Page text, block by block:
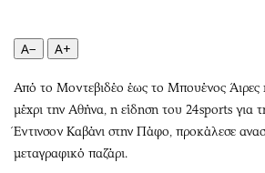
Κόσμος
Παράξενα
Πολιτισμός
Σινεμά
Θέατρο-Χορός
Media
Wine
A− A+
Από το Μοντεβιδέο έως το Μπουένος Άιρες
μέχρι την Αθήνα, η είδηση του 24sports για
Έντινσον Καβάνι στην Πάφο, προκάλεσε
μεταγραφικό παζάρι.